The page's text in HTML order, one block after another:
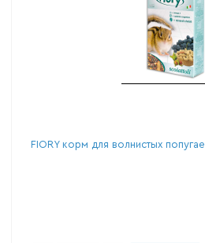
FIORY корм для волнистых